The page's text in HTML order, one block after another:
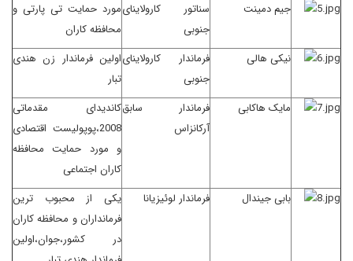
جیم دمینت
سناتور کارولاینای
جنوبی
مورد حمایت تی پارتی و
محافظه کاران
نیکی هالی
فرماندار کارولاینای
جنوبی
اولین فرماندار زن هندی
تبار
مایک هاکابی
فرماندار سابق
آرکانزاس
کاندیدای مقدماتی
2008،پوپولیست اقتصادی
و مورد حمایت محافظه
کاران اجتماعی
بابی جیندال
فرماندار لوئیزیانا
یکی از محبوب ترین
فرمانداران و محافظه کاران
در کشور،جوان،اولین